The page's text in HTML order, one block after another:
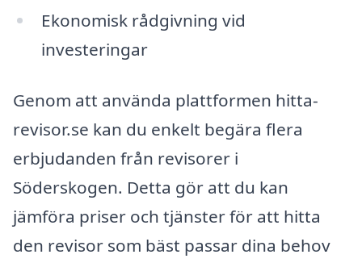
Ekonomisk rådgivning vid
investeringar
Genom att använda plattformen hitta-
revisor.se kan du enkelt begära flera
erbjudanden från revisorer i
Söderskogen. Detta gör att du kan
jämföra priser och tjänster för att hitta
den revisor som bäst passar dina behov